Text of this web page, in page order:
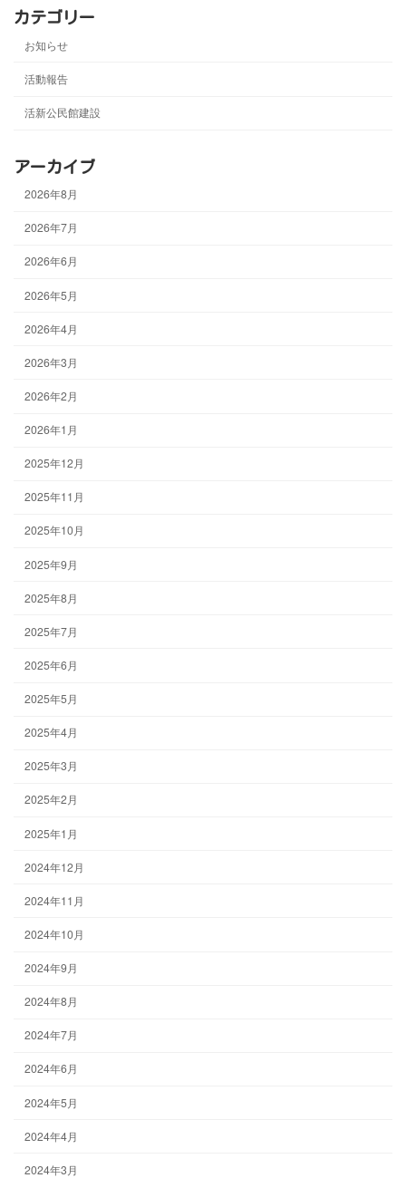
カテゴリー
お知らせ
活動報告
活新公民館建設
アーカイブ
2026年8月
2026年7月
2026年6月
2026年5月
2026年4月
2026年3月
2026年2月
2026年1月
2025年12月
2025年11月
2025年10月
2025年9月
2025年8月
2025年7月
2025年6月
2025年5月
2025年4月
2025年3月
2025年2月
2025年1月
2024年12月
2024年11月
2024年10月
2024年9月
2024年8月
2024年7月
2024年6月
2024年5月
2024年4月
2024年3月